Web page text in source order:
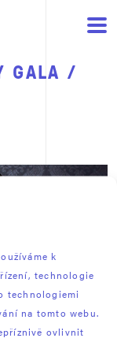
k
technologie
technologiemi
na tomto webu.
ovlivnit
GALA /